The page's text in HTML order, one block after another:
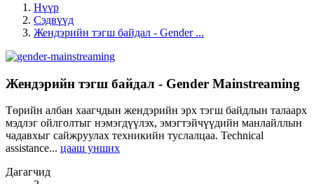
Нүүр
Сэдвүүд
Жендэрийн тэгш байдал - Gender ...
Жендэрийн тэгш байдал - Gender Mainstreaming
Төрийн албан хаагчдын жендэрийн эрх тэгш байдлын талаарх
мэдлэг ойлголтыг нэмэгдүүлэх, эмэгтэйчүүдийн манлайллын
чадавхыг сайжруулах техникийн туслалцаа. Technical
assistance... цааш унших
Дагагчид